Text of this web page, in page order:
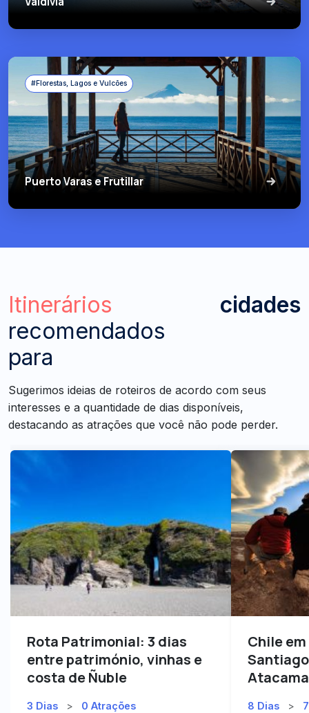
#Florestas, Lagos e Vulcões
Puerto Varas e Frutillar
Itinerários
recomendados
para
cidades
Sugerimos ideias de roteiros de acordo com seus
interesses e a quantidade de dias disponíveis,
destacando as atrações que você não pode perder.
Rota Patrimonial: 3 dias
entre património, vinhas e
costa de Ñuble
3 Dias > 0 Atrações
Chile
8 Dias >